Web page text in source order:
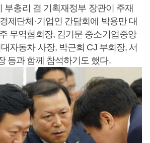
부총리 겸 기획재정부 장관이 주재
제단체·기업인 간담회에 박용만 대
무역협회장, 김기문 중소기업중앙
자동차 사장, 박근희 CJ 부회장, 서
등과 함께 참석하기도 했다.